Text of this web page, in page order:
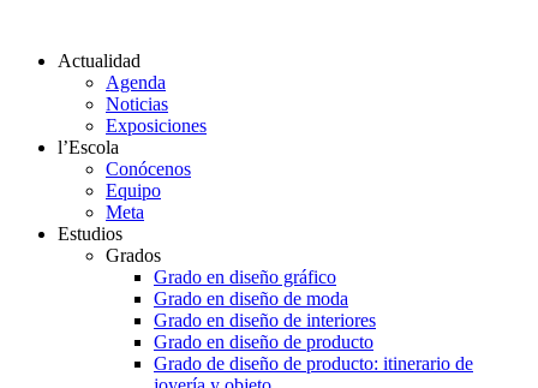
Actualidad
Agenda
Noticias
Exposiciones
l’Escola
Conócenos
Equipo
Meta
Estudios
Grados
Grado en diseño gráfico
Grado en diseño de moda
Grado en diseño de interiores
Grado en diseño de producto
Grado de diseño de producto: itinerario de